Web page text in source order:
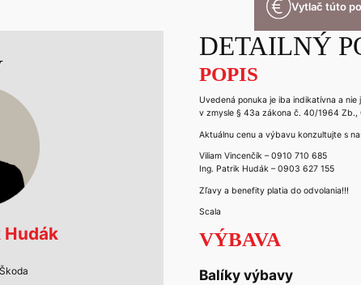
Vytlač túto
Hudák
DETAILNÝ
POPIS
Uvedená ponuka je iba indikatívna a
v zmysle § 43a zákona č. 40/1964 Zb.,
Aktuálnu cenu a výbavu konzultujte s
Viliam Vincenčík – 0910 710 685
Ing. Patrik Hudák – 0903 627 155
Zľavy a benefity platia do odvolania!!!
Scala
VÝBAVA
Balíky výbavy